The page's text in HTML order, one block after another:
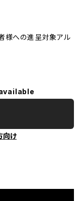
様への進呈対象アル
向け